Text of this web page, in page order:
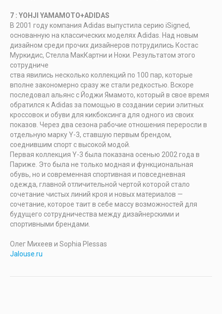
7 : YOHJI YAMAMOTO+ADIDAS
В 2001 году компания Adidas выпустила серию iSigned,
основанную на классических моделях Adidas. Над новым
дизайном среди прочих дизайнеров потрудились Костас
Муркидис, Стелла МакКартни и Ноки. Результатом этого
сотрудниче
ства явились несколько коллекций по 100 пар, которые
вполне закономерно сразу же стали редкостью. Вскоре
последовал альянс с Йоджи Ямамото, который в свое время
обратился к Adidas за помощью в создании серии элитных
кроссовок и обуви для кикбоксинга для одного из своих
показов. Через два сезона рабочие отношения переросли в
отдельную марку Y-3, ставшую первым брендом,
соеднившим спорт с высокой модой.
Первая коллекция Y-3 была показана осенью 2002 года в
Париже. Это была не только модная и функциональная
обувь, но и современная спортивная и повседневная
одежда, главной отличительной чертой которой стало
сочетание чистых линий кроя и новых материалов —
сочетание, которое таит в себе массу возможностей для
будущего сотрудничества между дизайнерскими и
спортивными брендами.
Олег Михеев и Sophia Plessas
Jalouse.ru